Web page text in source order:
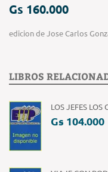
Gs 160.000
edicion de Jose Carlos
LIBROS
LOS JEFES LOS
Gs 104.000